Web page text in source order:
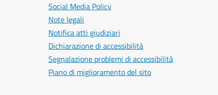
Social Media Policy
Note legali
Notifica atti giudiziari
Dichiarazione di accessibilità
Segnalazione problemi di accessibilità
Piano di miglioramento del sito